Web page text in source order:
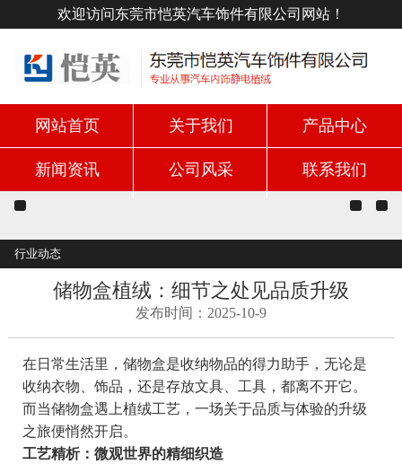
欢迎访问东莞市恺英汽车饰件有限公司网站！
网站首页 关于我们 产品中心
新闻资讯 公司风采 联系我们
行业动态
储物盒植绒：细节之处见品质升级
发布时间：2025-10-9
在日常生活里，储物盒是收纳物品的得力助手，无论是
收纳衣物、饰品，还是存放文具、工具，都离不开它。
而当储物盒遇上植绒工艺，一场关于品质与体验的升级
之旅便悄然开启。
工艺精析：微观世界的精细织造